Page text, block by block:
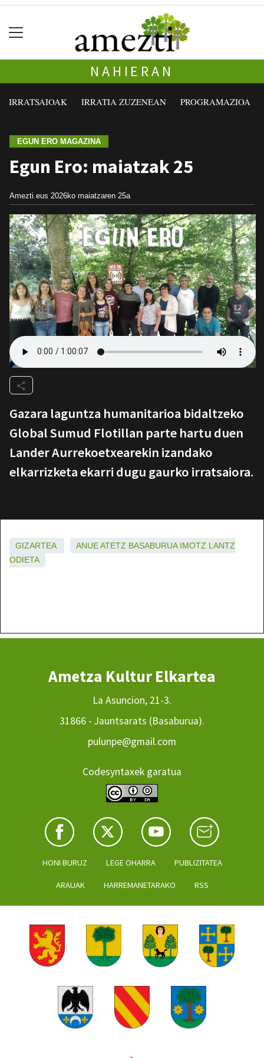
NAHIERAN
IRRATSAIOAK IRRATIA ZUZENEAN PROGRAMAZIOA
EGUN ERO MAGAZINA
Egun Ero: maiatzak 25
Amezti.eus 2026ko maiatzaren 25a
Gazara laguntza humanitarioa bidaltzeko
Global Sumud Flotillan parte hartu duen
Lander Aurrekoetxearekin izandako
elkarrizketa ekarri dugu gaurko irratsaiora.
GIZARTEA ANUEATETZ BASABURUA IMOTZ LANTZ
ODIETA
Ametza Kultur Elkartea
La Asuncion, 21-3.
31866 - Jauntsarats (Basaburua).
pulunpe@gmail.com
Codesyntaxek garatua
HONI BURUZ LEGE OHARRA PUBLIZITATEA
ARAUAK HARREMANETARAKO RSS